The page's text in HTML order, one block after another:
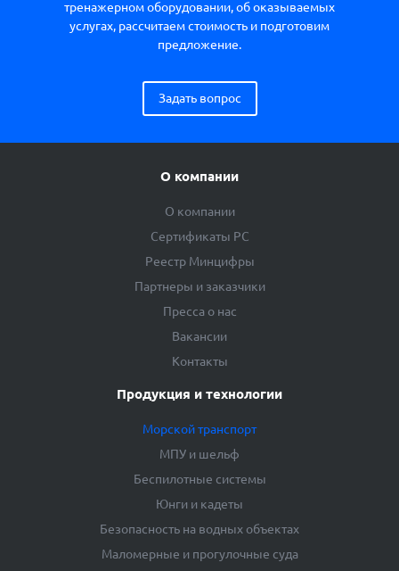
тренажерном оборудовании, об оказываемых
услугах, рассчитаем стоимость и подготовим
предложение.
Задать вопрос
О компании
О компании
Сертификаты РС
Реестр Минцифры
Партнеры и заказчики
Пресса о нас
Вакансии
Контакты
Продукция и технологии
Морской транспорт
МПУ и шельф
Беспилотные системы
Юнги и кадеты
Безопасность на водных объектах
Маломерные и прогулочные суда